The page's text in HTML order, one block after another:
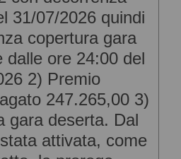
31/07/2026 quindi
copertura gara
dalle ore 24:00 del
2) Premio
247.265,00 3)
gara deserta. Dal
attivata, come